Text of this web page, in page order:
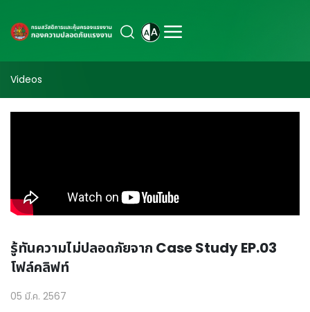
Videos
รู้ทันความไม่ปลอดภัยจาก Case Study EP.03
โฟล์คลิฟท์
05 มี.ค. 2567